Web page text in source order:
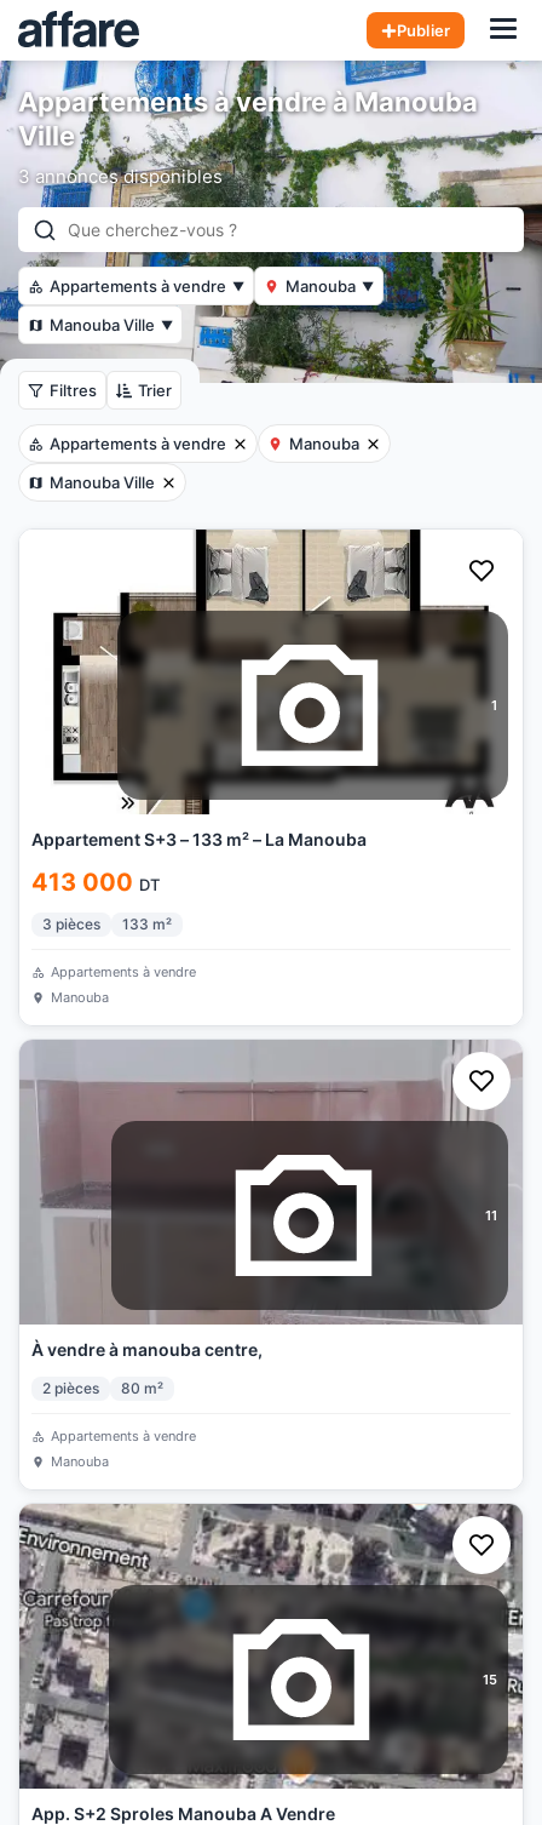
Publier
Appartements à vendre à Manouba
Ville
3 annonces disponibles
Appartements à vendre ▼ Manouba ▼
Manouba Ville ▼
Filtres Trier
Appartements à vendre
Manouba
Manouba Ville
1
Appartement S+3 – 133 m² – La Manouba
413 000 DT
3 pièces 133 m²
Appartements à vendre
Manouba
11
À vendre à manouba centre,
2 pièces 80 m²
Appartements à vendre
Manouba
15
App. S+2 Sproles Manouba A Vendre